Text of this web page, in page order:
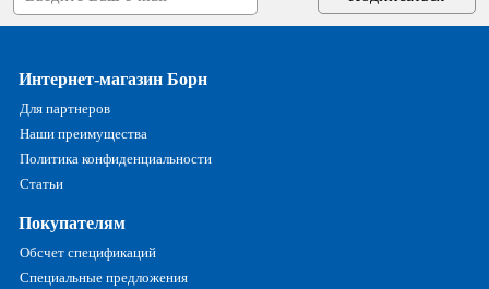
Интернет-магазин Борн
Для партнеров
Наши преимущества
Политика конфиденциальности
Статьи
Покупателям
Обсчет спецификаций
Специальные предложения